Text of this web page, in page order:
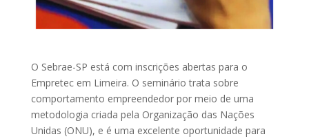
O Sebrae-SP está com inscrições abertas para o
Empretec em Limeira. O seminário trata sobre
comportamento empreendedor por meio de uma
metodologia criada pela Organização das Nações
Unidas (ONU), e é uma excelente oportunidade para